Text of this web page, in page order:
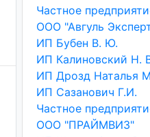
ИП Бубен В. Ю.
ИП Калиновский Н.
ИП Сазанович Г.И.
ООО "ПРАЙМВИЗ"